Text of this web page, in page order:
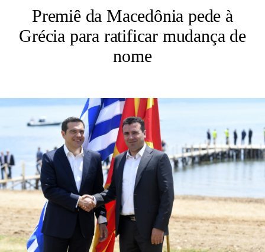
Premiê da Macedônia pede à
Grécia para ratificar mudança de
nome